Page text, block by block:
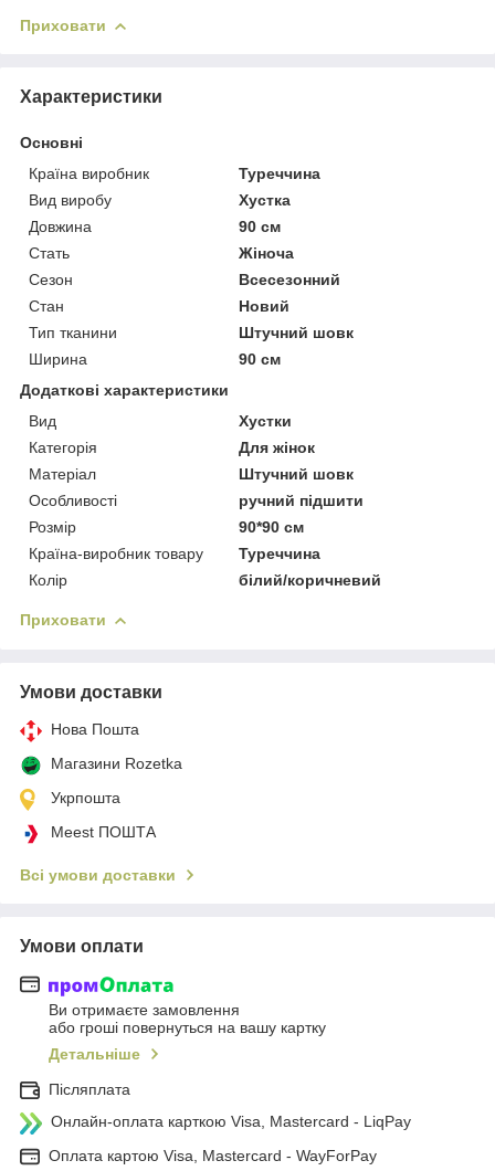
Приховати
Характеристики
Основні
Країна виробник
Туреччина
Вид виробу
Хустка
Довжина
90 см
Стать
Жіноча
Сезон
Всесезонний
Стан
Новий
Тип тканини
Штучний шовк
Ширина
90 см
Додаткові характеристики
Вид
Хустки
Категорія
Для жінок
Матеріал
Штучний шовк
Особливості
ручний підшити
Розмір
90*90 см
Країна-виробник товару
Туреччина
Колір
білий/коричневий
Приховати
Умови доставки
Нова Пошта
Магазини Rozetka
Укрпошта
Meest ПОШТА
Всі умови доставки
Умови оплати
Ви отримаєте замовлення
або гроші повернуться на вашу картку
Детальніше
Післяплата
Онлайн-оплата карткою Visa, Mastercard - LiqPay
Оплата картою Visa, Mastercard - WayForPay